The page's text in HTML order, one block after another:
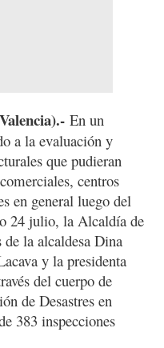
En un
a la evaluación y
que pudieran
centros
en general luego del
24 julio, la Alcaldía de
la alcaldesa Dina
y la presidenta
del cuerpo de
de Desastres en
383 inspecciones